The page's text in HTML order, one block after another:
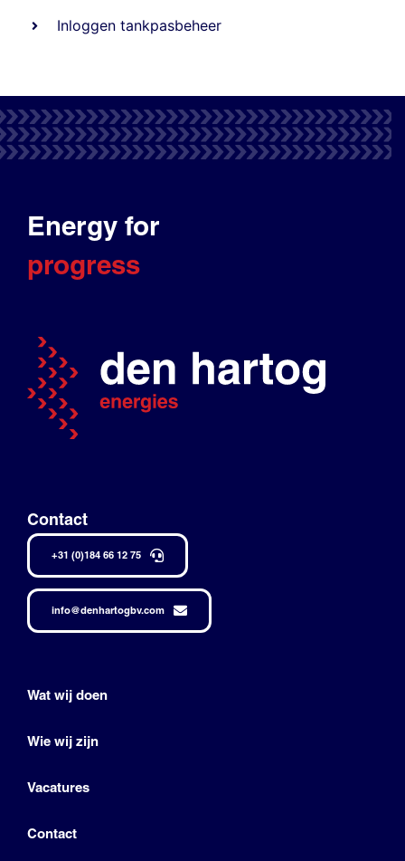
Inloggen tankpasbeheer
Energy for
progress
Contact
+31 (0)184 66 12 75
info@denhartogbv.com
Wat wij doen
Wie wij zijn
Vacatures
Contact